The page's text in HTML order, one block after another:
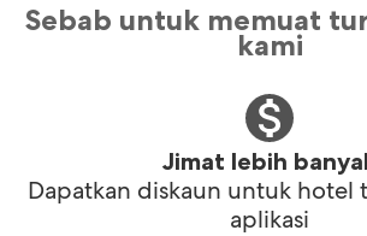
Sebab untuk memuat
kami
Jimat lebih
Dapatkan diskaun untuk hotel
aplikasi